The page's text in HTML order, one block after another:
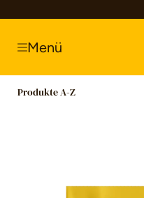
Zur
Menü
Produkte A-Z